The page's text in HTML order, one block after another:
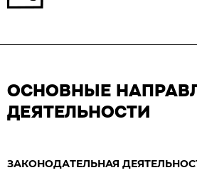
ОСНОВНЫЕ
ДЕЯТЕЛЬНОСТИ
ЗАКОНОДАТЕЛЬНАЯ